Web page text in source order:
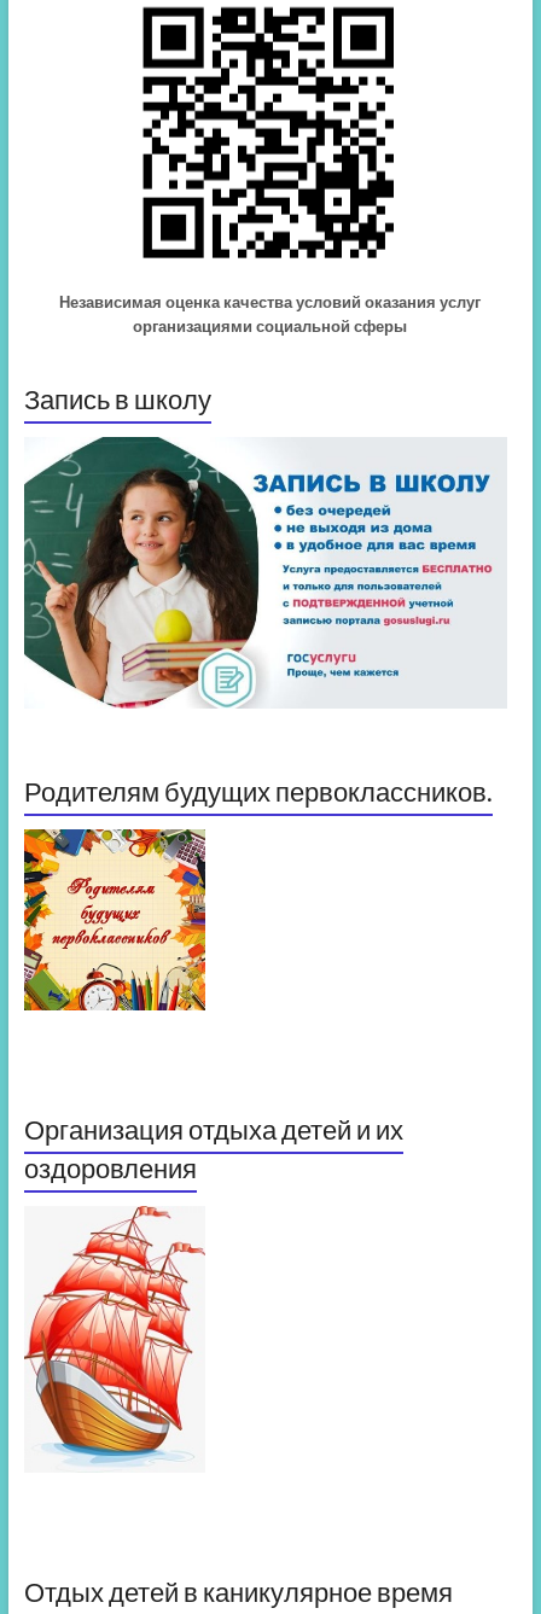
Независимая оценка качества условий оказания услуг
организациями социальной сферы
Запись в школу
Родителям будущих первоклассников.
Организация отдыха детей и их
оздоровления
Отдых детей в каникулярное время